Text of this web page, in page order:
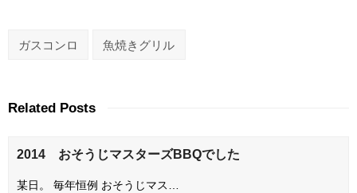
ガスコンロ 魚焼きグリル
Related Posts
2014 おそうじマスターズBBQでした
某日。 毎年恒例 おそうじマス…